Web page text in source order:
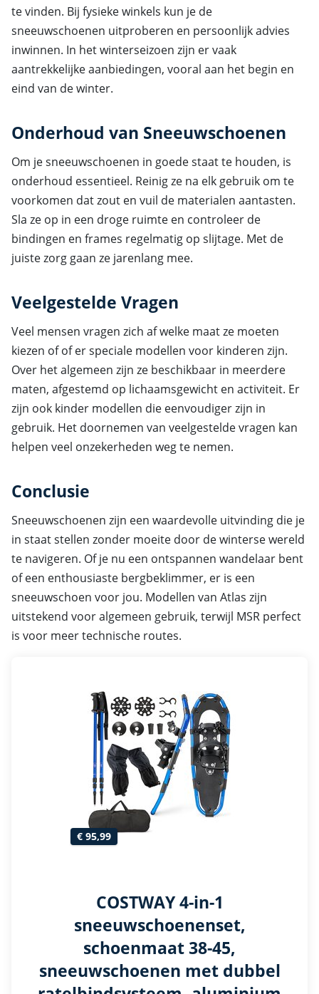
te vinden. Bij fysieke winkels kun je de
sneeuwschoenen uitproberen en persoonlijk advies
inwinnen. In het winterseizoen zijn er vaak
aantrekkelijke aanbiedingen, vooral aan het begin en
eind van de winter.
Onderhoud van Sneeuwschoenen
Om je sneeuwschoenen in goede staat te houden, is
onderhoud essentieel. Reinig ze na elk gebruik om te
voorkomen dat zout en vuil de materialen aantasten.
Sla ze op in een droge ruimte en controleer de
bindingen en frames regelmatig op slijtage. Met de
juiste zorg gaan ze jarenlang mee.
Veelgestelde Vragen
Veel mensen vragen zich af welke maat ze moeten
kiezen of of er speciale modellen voor kinderen zijn.
Over het algemeen zijn ze beschikbaar in meerdere
maten, afgestemd op lichaamsgewicht en activiteit. Er
zijn ook kinder modellen die eenvoudiger zijn in
gebruik. Het doornemen van veelgestelde vragen kan
helpen veel onzekerheden weg te nemen.
Conclusie
Sneeuwschoenen zijn een waardevolle uitvinding die je
in staat stellen zonder moeite door de winterse wereld
te navigeren. Of je nu een ontspannen wandelaar bent
of een enthousiaste bergbeklimmer, er is een
sneeuwschoen voor jou. Modellen van Atlas zijn
uitstekend voor algemeen gebruik, terwijl MSR perfect
is voor meer technische routes.
€ 95,99
COSTWAY 4-in-1
sneeuwschoenenset,
schoenmaat 38-45,
sneeuwschoenen met dubbel